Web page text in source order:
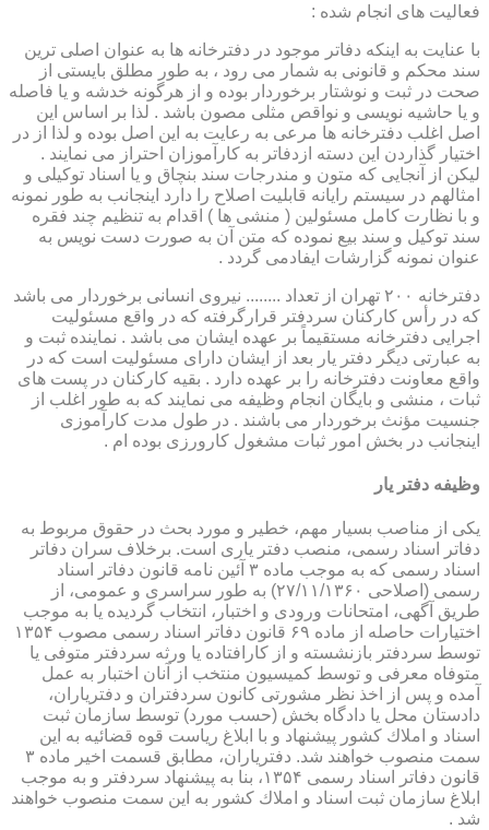
فعالیت های انجام شده :
با عنایت به اینکه دفاتر موجود در دفترخانه ها به عنوان اصلی ترین
سند محکم و قانونی به شمار می رود ، به طور مطلق بایستی از
صحت در ثبت و نوشتار برخوردار بوده و از هرگونه خدشه و یا فاصله
و یا حاشیه نویسی و نواقص مثلی مصون باشد . لذا بر اساس این
اصل اغلب دفترخانه ها مرعی به رعایت به این اصل بوده و لذا از در
اختیار گذاردن این دسته ازدفاتر به کارآموزان احتراز می نمایند .
لیکن از آنجایی که متون و مندرجات سند بنچاق و یا اسناد توکیلی و
امثالهم در سیستم رایانه قابلیت اصلاح را دارد اینجانب به طور نمونه
و با نظارت کامل مسئولین ( منشی ها ) اقدام به تنظیم چند فقره
سند توکیل و سند بیع نموده که متن آن به صورت دست نویس به
عنوان نمونه گزارشات ایفادمی گردد .
دفترخانه ۲۰۰ تهران از تعداد ........ نیروی انسانی برخوردار می باشد
که در رأس کارکنان سردفتر قرارگرفته که در واقع مسئولیت
اجرایی دفترخانه مستقیماً بر عهده ایشان می باشد . نماینده ثبت و
به عبارتی دیگر دفتر یار بعد از ایشان دارای مسئولیت است که در
واقع معاونت دفترخانه را بر عهده دارد . بقیه کارکنان در پست های
ثبات ، منشی و بایگان انجام وظیفه می نمایند که به طور اغلب از
جنسیت مؤنث برخوردار می باشند . در طول مدت کارآموزی
اینجانب در بخش امور ثبات مشغول کارورزی بوده ام .
وظیفه دفتر یار
یكی از مناصب بسیار مهم، خطیر و مورد بحث در حقوق مربوط به
دفاتر اسناد رسمی، منصب دفتر یاری است. برخلاف سران دفاتر
اسناد رسمی كه به موجب ماده ۳ آئین نامه قانون دفاتر اسناد
رسمی (اصلاحی ۲۷/۱۱/۱۳۶۰) به طور سراسری و عمومی، از
طریق آگهی، امتحانات ورودی و اختبار، انتخاب گردیده یا به موجب
اختیارات حاصله از ماده ۶۹ قانون دفاتر اسناد رسمی مصوب ۱۳۵۴
توسط سردفتر بازنشسته و از كارافتاده یا ورثه سردفتر متوفی یا
متوفاه معرفی و توسط كمیسیون منتخب از آنان اختبار به عمل
آمده و پس از اخذ نظر مشورتی كانون سردفتران و دفتریاران،
دادستان محل یا دادگاه بخش (حسب مورد) توسط سازمان ثبت
اسناد و املاك كشور پیشنهاد و با ابلاغ ریاست قوه قضائیه به این
سمت منصوب خواهند شد. دفتریاران، مطابق قسمت اخیر ماده ۳
قانون دفاتر اسناد رسمی ۱۳۵۴، بنا به پیشنهاد سردفتر و به موجب
ابلاغ سازمان ثبت اسناد و املاك كشور به این سمت منصوب خواهند
شد .